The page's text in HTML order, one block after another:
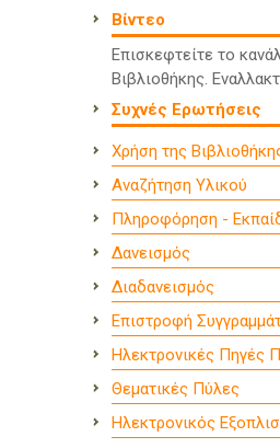
Βίντεο
Επισκεφτείτε το
Βιβλιοθήκης.
Συχνές Ερωτήσεις
Χρήση της
Αναζήτηση Υλικού
Πληροφόρηση -
Δανεισμός
Διαδανεισμός
Επιστροφή
Ηλεκτρονικές Πηγές
Θεματικές Πύλες
Ηλεκτρονικός